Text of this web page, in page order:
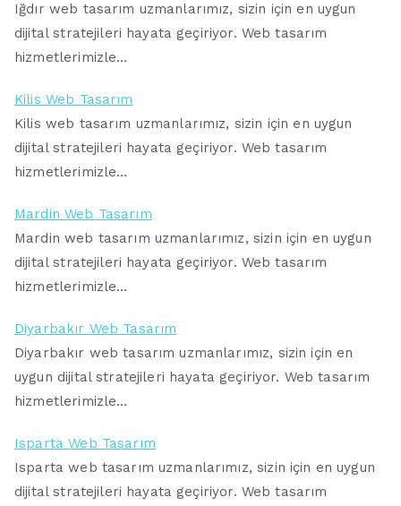
Iğdır web tasarım uzmanlarımız, sizin için en uygun
dijital stratejileri hayata geçiriyor. Web tasarım
hizmetlerimizle…
Kilis Web Tasarım
Kilis web tasarım uzmanlarımız, sizin için en uygun
dijital stratejileri hayata geçiriyor. Web tasarım
hizmetlerimizle…
Mardin Web Tasarım
Mardin web tasarım uzmanlarımız, sizin için en uygun
dijital stratejileri hayata geçiriyor. Web tasarım
hizmetlerimizle…
Diyarbakır Web Tasarım
Diyarbakır web tasarım uzmanlarımız, sizin için en
uygun dijital stratejileri hayata geçiriyor. Web tasarım
hizmetlerimizle…
Isparta Web Tasarım
Isparta web tasarım uzmanlarımız, sizin için en uygun
dijital stratejileri hayata geçiriyor. Web tasarım